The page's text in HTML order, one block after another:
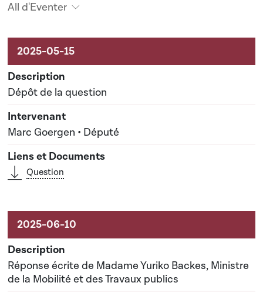
All d'Eventer
Aktivitéiten um Dossier
Dépôt de la question
Marc Goergen • Député
Question
Réponse écrite de Madame Yuriko Backes, Ministre
de la Mobilité et des Travaux publics